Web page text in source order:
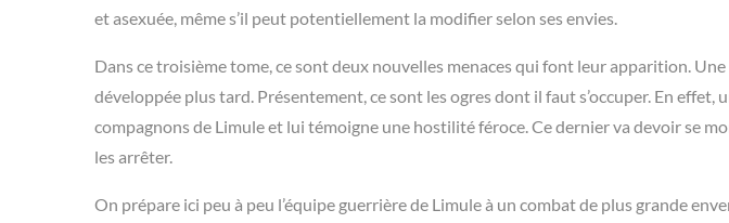
et asexuée, même s’il peut potentiellement la modifier selon ses envies.
Dans ce troisième tome, ce sont deux nouvelles menaces qui font leur apparition.
développée plus tard. Présentement, ce sont les ogres dont il faut s’occuper. En effet,
compagnons de Limule et lui témoigne une hostilité féroce. Ce dernier va devoir se
les arrêter.
On prépare ici peu à peu l’équipe guerrière de Limule à un combat de plus grande